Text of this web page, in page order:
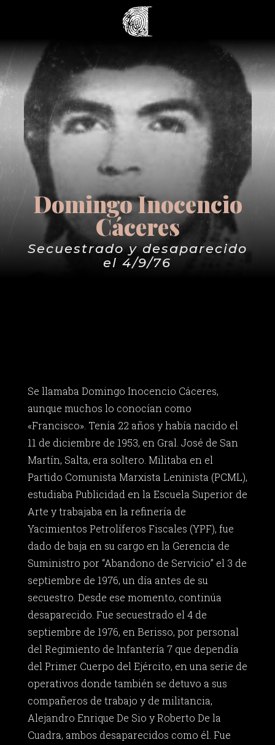
Domingo Inocencio
Cáceres
Secuestrado y desaparecido
el 4/9/76
Se llamaba Domingo Inocencio Cáceres,
aunque muchos lo conocían como
«Francisco». Tenía 22 años y había nacido el
11 de diciembre de 1953, en Gral. José de San
Martín, Salta, era soltero. Militaba en el
Partido Comunista Marxista Leninista (PCML),
estudiaba Publicidad en la Escuela Superior de
Arte y trabajaba en la refinería de
Yacimientos Petrolíferos Fiscales (YPF), fue
dado de baja en su cargo en la Gerencia de
Suministro por “Abandono de Servicio” el 3 de
septiembre de 1976, un día antes de su
secuestro. Desde ese momento, continúa
desaparecido. Fue secuestrado el 4 de
septiembre de 1976, en Berisso, por personal
del Regimiento de Infantería 7 que dependía
del Primer Cuerpo del Ejército, en una serie de
operativos donde también se detuvo a sus
compañeros de trabajo y de militancia,
Alejandro Enrique De Sio y Roberto De la
Cuadra, ambos desaparecidos como él. Fue